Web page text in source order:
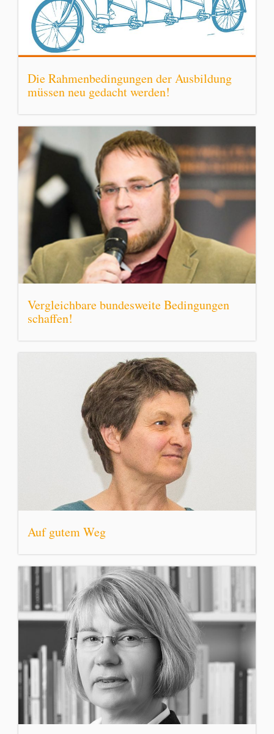
Die Rahmenbedingungen der Ausbildung
müssen neu gedacht werden!
Vergleichbare bundesweite Bedingungen
schaffen!
Auf gutem Weg